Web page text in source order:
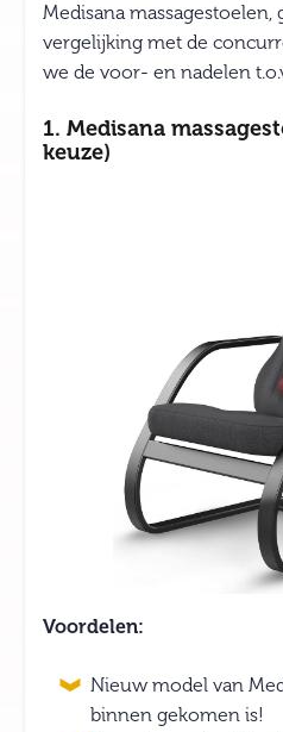
Medisana massagestoelen,
vergelijking met de
we de voor- en nadelen
1. Medisana
keuze)
Voordelen:
Nieuw model van
binnen gekomen is!